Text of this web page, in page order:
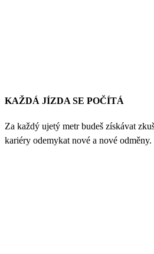
KAŽDÁ JÍZDA SE POČÍTÁ
Za každý ujetý metr budeš získávat
kariéry odemykat nové a nové odměny.